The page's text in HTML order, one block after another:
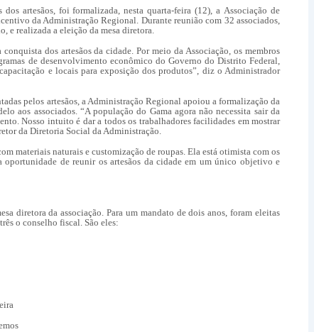
dosartesãos, foi formalizada,nesta quarta-feira (12), aAssociação de
da Administração Regional. Durante reunião com 32 associados,
e realizada a eleição damesa diretora.
dos artesãos da cidade. Por meio da Associação, os membros
de desenvolvimento econômico do Governo do Distrito Federal,
capacitação e locais para exposição dos produtos”, diz o Administrador
pelos artesãos, a Administração Regional apoiou a formalização da
aos associados. “A populaçãodo Gama agora não necessita sair da
Nosso intuito é dar a todos os trabalhadores facilidades em mostrar
daDiretoria Social da Administração.
materiais naturais e customização de roupas. Ela está otimista com os
oportunidade de reunir os artesãos da cidadeem um único objetivo e
diretorada associação. Para um mandato de dois anos, foram eleitas
três o conselho fiscal. São eles: